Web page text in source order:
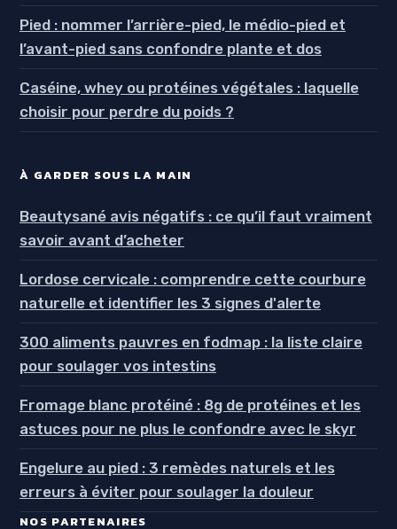
Pied : nommer l’arrière-pied, le médio-pied et
l’avant-pied sans confondre plante et dos
Caséine, whey ou protéines végétales : laquelle
choisir pour perdre du poids ?
À GARDER SOUS LA MAIN
Beautysané avis négatifs : ce qu’il faut vraiment
savoir avant d’acheter
Lordose cervicale : comprendre cette courbure
naturelle et identifier les 3 signes d'alerte
300 aliments pauvres en fodmap : la liste claire
pour soulager vos intestins
Fromage blanc protéiné : 8g de protéines et les
astuces pour ne plus le confondre avec le skyr
Engelure au pied : 3 remèdes naturels et les
erreurs à éviter pour soulager la douleur
NOS PARTENAIRES